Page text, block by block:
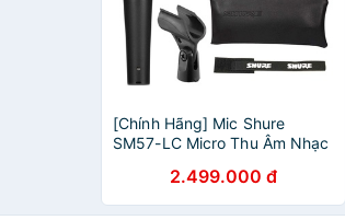
[Chính Hãng] Mic Shure
SM57-LC Micro Thu Âm Nhạc
SM57LC Microphone SM57
2.499.000 đ